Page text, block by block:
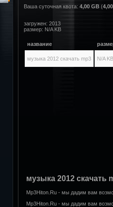
Ваша суточная квота: 4,00 GB (
загружен: 2013
размер: N/A KB
название
музыка 2012 скачать mp3 N/A KB
музыка 2012 скачать
Mp3Hiton.Ru - мы дадим вам
Mp3Hiton.Ru - мы дадим вам